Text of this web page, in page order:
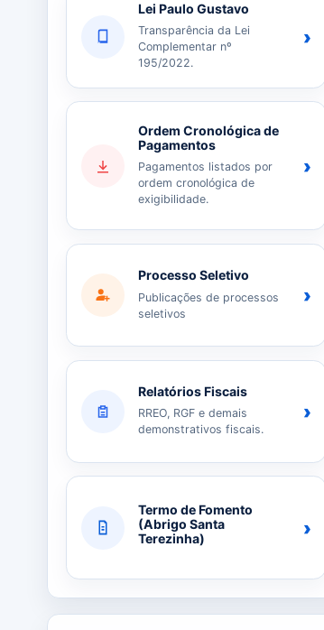
Lei Paulo Gustavo
Transparência da Lei
Complementar nº
195/2022.
›
Ordem Cronológica de
Pagamentos
Pagamentos listados por
ordem cronológica de
exigibilidade.
›
Processo Seletivo
Publicações de processos
seletivos
›
Relatórios Fiscais
RREO, RGF e demais
demonstrativos fiscais.
›
Termo de Fomento
(Abrigo Santa
Terezinha)
›